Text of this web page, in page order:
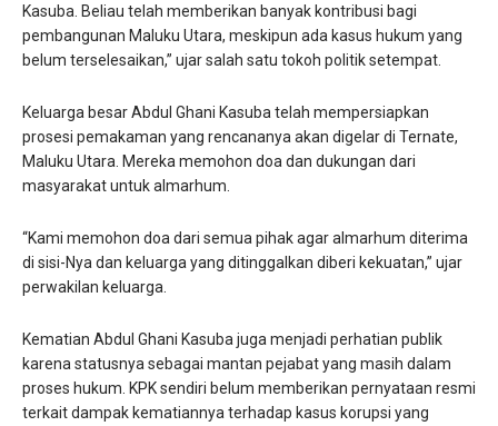
Kasuba. Beliau telah memberikan banyak kontribusi bagi
pembangunan Maluku Utara, meskipun ada kasus hukum yang
belum terselesaikan,” ujar salah satu tokoh politik setempat.
Keluarga besar Abdul Ghani Kasuba telah mempersiapkan
prosesi pemakaman yang rencananya akan digelar di Ternate,
Maluku Utara. Mereka memohon doa dan dukungan dari
masyarakat untuk almarhum.
“Kami memohon doa dari semua pihak agar almarhum diterima
di sisi-Nya dan keluarga yang ditinggalkan diberi kekuatan,” ujar
perwakilan keluarga.
Kematian Abdul Ghani Kasuba juga menjadi perhatian publik
karena statusnya sebagai mantan pejabat yang masih dalam
proses hukum. KPK sendiri belum memberikan pernyataan resmi
terkait dampak kematiannya terhadap kasus korupsi yang